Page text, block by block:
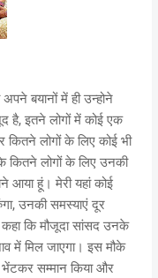
बयानों में ही उन्होने
है, इतने लोगों में कोई एक
कितने लोगों के लिए कोई भी
के कितने लोगों के लिए उनकी
आया हूं। मेरी यहां कोई
उनकी समस्याएं दूर
कहा कि मौजूदा सांसद उनके
में मिल जाएगा। इस मौके
भेंटकर सम्मान किया और